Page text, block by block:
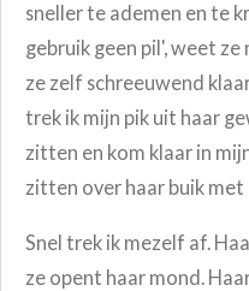
sneller te ademen en te
gebruik geen pil', weet
ze zelf schreeuwend
trek ik mijn pik uit haar
zitten en kom klaar in
zitten over haar buik
Snel trek ik mezelf af.
ze opent haar mond.